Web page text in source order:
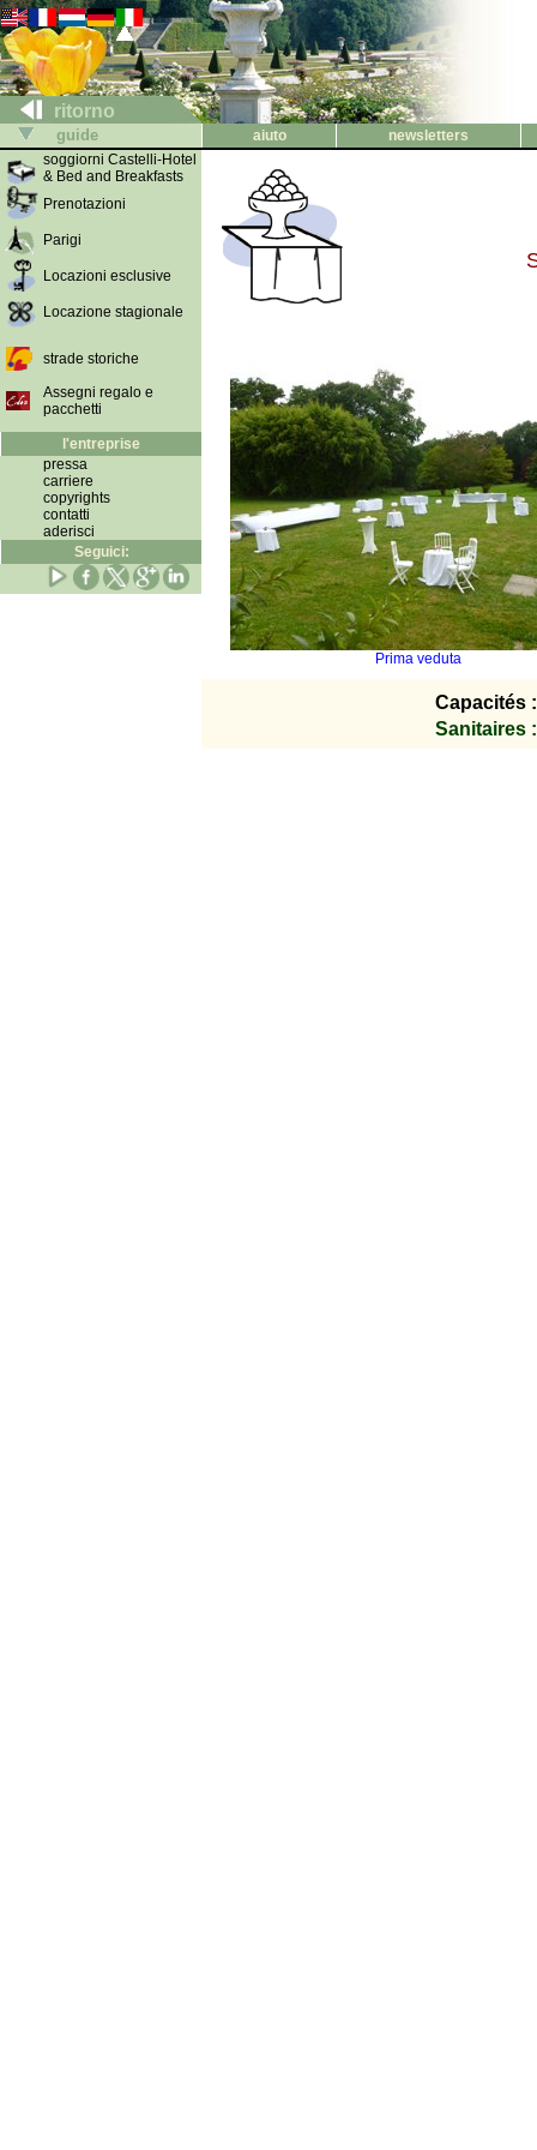
ritorno
guide aiuto
newsletters
soggiorni Castelli-Hotel
& Bed and Breakfasts
Prenotazioni
Parigi
Locazioni esclusive
Locazione stagionale
strade storiche
Assegni regalo e
pacchetti
l'entreprise
pressa
carriere
copyrights
contatti
aderisci
Seguici:
Prima veduta
Capacités :
Sanitaires :